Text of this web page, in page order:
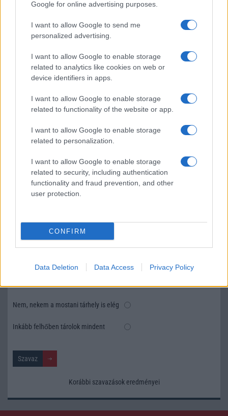
Google for online advertising purposes.
I want to allow Google to send me
personalized advertising.
I want to allow Google to enable storage
related to analytics like cookies on web or
device identifiers in apps.
I want to allow Google to enable storage
related to functionality of the website or app.
I want to allow Google to enable storage
related to personalization.
I want to allow Google to enable storage
related to security, including authentication
functionality and fraud prevention, and other
user protection.
CONFIRM
Data Deletion Data Access Privacy Policy
HÍRLEVÉL
Feliratkozás a Telefonguru ingyenes hírlevelére
Adatvédelmi és Adatkezelési Tájékoztatót
webhelyet a reCAPTCHA védi. A Google adatvédelmi irányelveés a
érvényesek.
Korábbi hírlevelek
Megérné Önnek telefont váltani csak azért, mert az új modell dupla alap
Igen, a tárhely nagyon fontos
Nem, nekem a mostani tárhely is elég
Inkább felhőben tárolok mindent
Korábbi szavazások eredményei